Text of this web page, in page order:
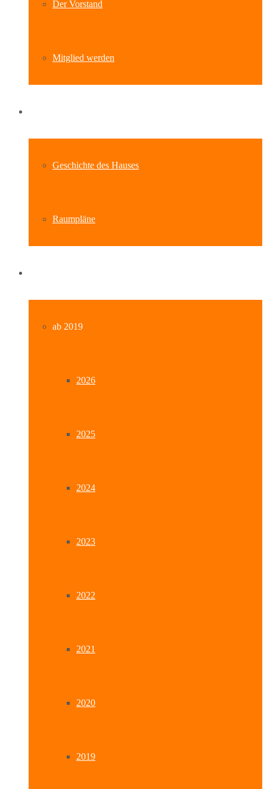
Der Vorstand
Mitglied werden
Geschichte des Hauses
Raumpläne
ab 2019
2026
2025
2024
2023
2022
2021
2020
2019